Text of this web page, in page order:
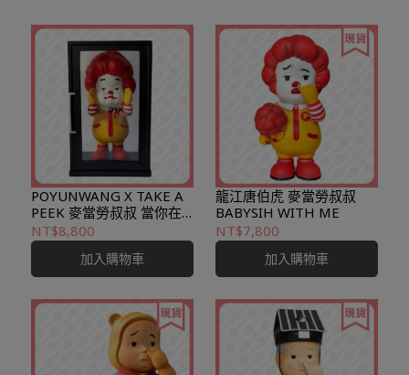
POYUNWANG X TAKE A
PEEK 麥當勞叔叔 當你在
偷看對手在幹嘛時
NT$8,800
加入購物車
龍江唐伯虎 麥當勞叔叔
BABYSIH WITH ME
NT$7,800
加入購物車